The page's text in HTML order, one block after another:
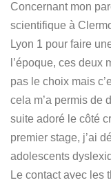
Concernant mon
scientifique à
Lyon 1 pour faire
l’époque, ces deux
pas le choix mais
cela m’a permis de
suite adoré le côté
premier stage, j’ai
adolescents
Le contact avec les